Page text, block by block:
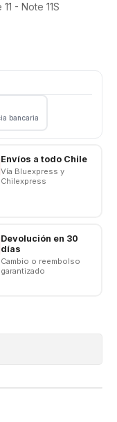
- Note 11S
11S
bancaria
Envíos a todo Chile
Vía Bluexpress y
Chilexpress
Devolución en 30
días
Cambio o reembolso
garantizado